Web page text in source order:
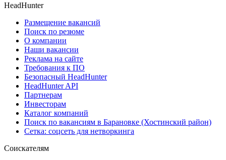
HeadHunter
Размещение вакансий
Поиск по резюме
О компании
Наши вакансии
Реклама на сайте
Требования к ПО
Безопасный HeadHunter
HeadHunter API
Партнерам
Инвесторам
Каталог компаний
Поиск по вакансиям в Барановке (Хостинский район)
Сетка: соцсеть для нетворкинга
Соискателям